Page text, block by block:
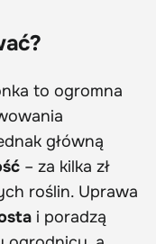
to ogromna
główną
– za kilka zł
roślin. Uprawa
i poradzą